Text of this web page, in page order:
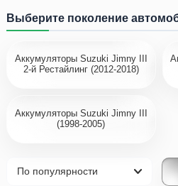
Выберите поколение
Аккумуляторы Suzuki Jimny III
2-й Рестайлинг (2012-2018)
Аккумуляторы Suzuki Jimny III
(1998-2005)